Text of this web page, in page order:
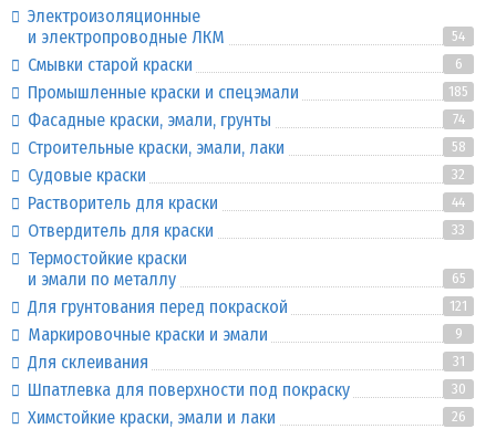
Электроизоляционные
и электропроводные ЛКМ
54
Смывки старой краски 6
Промышленные краски и спецэмали 185
Фасадные краски, эмали, грунты 74
Строительные краски, эмали, лаки 58
Судовые краски 32
Растворитель для краски 44
Отвердитель для краски 33
Термостойкие краски
и эмали по металлу
65
Для грунтования перед покраской 121
Маркировочные краски и эмали 9
Для склеивания 31
Шпатлевка для поверхности под покраску 30
Химстойкие краски, эмали и лаки 26